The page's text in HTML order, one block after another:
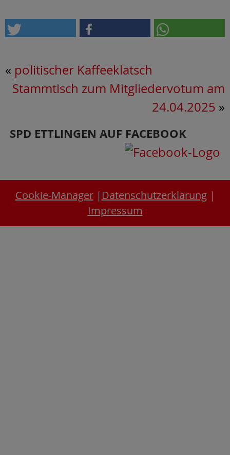
« politischer Kaffeeklatsch
Stammtisch zum Mitgliedervotum am
24.04.2025 »
SPD ETTLINGEN AUF FACEBOOK
Cookie-Manager| Datenschutzerklärung|
Impressum